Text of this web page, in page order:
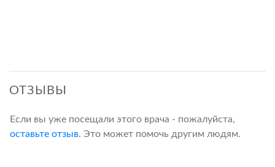
ОТЗЫВЫ
Если вы уже посещали этого врача - пожалуйста,
оставьте отзыв. Это может помочь другим людям.